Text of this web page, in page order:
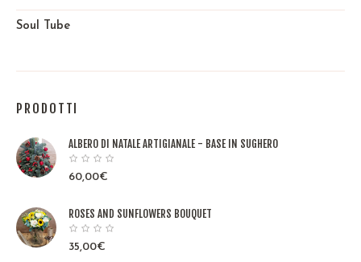
Soul Tube
PRODOTTI
ALBERO DI NATALE ARTIGIANALE - BASE IN SUGHERO
60,00€
ROSES AND SUNFLOWERS BOUQUET
35,00€